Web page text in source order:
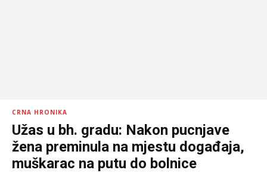
CRNA HRONIKA
Užas u bh. gradu: Nakon pucnjave
žena preminula na mjestu događaja,
muškarac na putu do bolnice